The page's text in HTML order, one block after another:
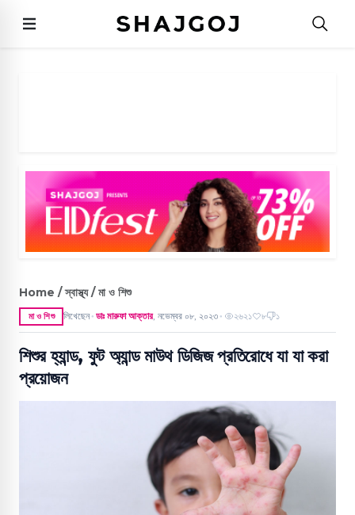
Home / স্বাস্থ্য / মা ও শিশু
মা ও শিশু লিখেছেন ● ডাঃ মারুফা আক্তার,নভেম্বর ০৮, ২০২৩ ● ২৬২১ ৮ ১
শিশুর হ্যান্ড, ফুট অ্যান্ড মাউথ ডিজিজ প্রতিরোধে যা যা করা
প্রয়োজন